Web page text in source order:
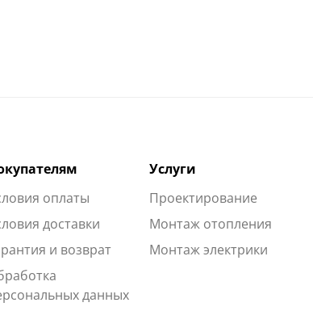
оплаты
доставки
и возврат
данных
Услуги
Проектирование
Монтаж отопления
Монтаж электрики